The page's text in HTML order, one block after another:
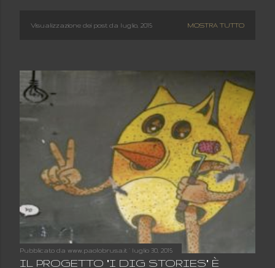
s
t
Visualizzazione dei post da luglio, 2015 MOSTRA TUTTO
Pubblicato da www.paolobrusa.it luglio 30, 2015
IL PROGETTO "I DIG STORIES" È